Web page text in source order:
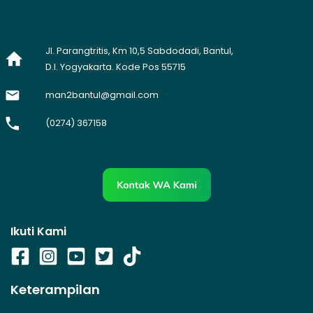
Jl. Parangtritis, Km 10,5 Sabdodadi, Bantul,
D.I. Yogyakarta. Kode Pos 55715
man2bantul@gmail.com
(0274) 367158
Ikuti Kami
Keterampilan